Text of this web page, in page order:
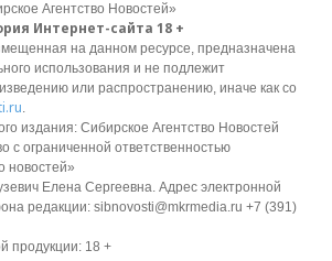
Агентство Новостей»
Интернет-сайта 18 +
на данном ресурсе, предназначена
использования и не подлежит
или распространению, иначе как со
.
издания: Сибирское Агентство Новостей
с ограниченной ответственностью
новостей»
Елена Сергеевна. Адрес электронной
редакции: sibnovosti@mkrmedia.ru +7 (391)
продукции: 18 +